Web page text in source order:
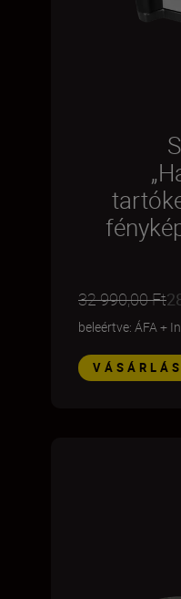
32 990,00 Ft
beleértve: ÁFA+
VÁSÁRLÁS